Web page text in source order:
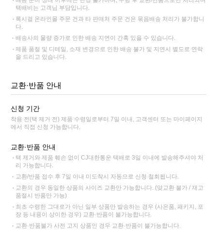
택배비는 고객님 부담입니다.
록시걸 온라인몰 주문 건과 타 판매처 주문 건은 묶음배송 처리가 불가합니
다.
배송사의 물량 증가로 인한 배송 지연이 간혹 있을 수 있습니다.
제품 품절 및 디테일, 소재 변경으로 인한 배송 불가 및 지연시 별도로 연락
을 드리고 있습니다.
교환·반품 안내
신청 기간
착용 전(택 제거 전) 제품 수령일로부터 7일 이내, 고객센터 또는 마이페이지
에서 직접 신청 가능합니다.
교환·반품 안내
택 제거와 제품 훼손 없이 CJ대한통운 택배로 3일 이내에 발송해주셔야 처
리 가능합니다.
교환/반품 접수 후 7일 이내 미도착시 자동으로 신청 철회됩니다.
교환의 경우 동일한 상품의 사이즈 교환만 가능합니다. (맞교환 불가 / 재고
품절시 반품만 가능)
최초 수령한 그대로가 아닌 일부 상품만 발송하는 경우 (사은품, 패키지, 포
장 등 내용이 상이한 경우) 교환·반품이 불가능합니다.
교환·반품불가 사전 고지 상품인 경우 교환·반품이 불가능합니다.